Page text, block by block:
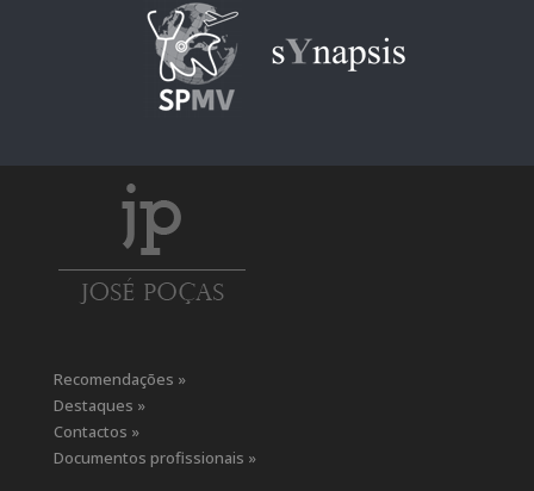
Recomendações »
Destaques »
Contactos »
Documentos profissionais »